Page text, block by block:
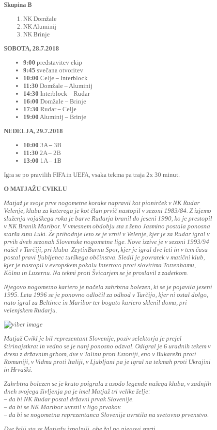
Skupina B
NK Domžale
NK Aluminij
NK Brinje
SOBOTA, 28.7.2018
9:00 predstavitev ekip
9:45 svečana otvoritev
10:00 Celje – Interblock
11:30 Domžale – Aluminij
14:30 Interblock – Rudar
16:00 Domžale – Brinje
17:30 Rudar – Celje
19:00 Aluminij – Brinje
NEDELJA, 29.7.2018
10:00 3A – 3B
11:30 2A – 2B
13:00 1A – 1B
Igra se po pravilih FIFA in UEFA, vsaka tekma pa traja 2x 30 minut.
O MATJAŽU CVIKLU
Matjaž je svoje prve nogometne korake napravil kot pionirček v NK Rudar
Velenje, klubu za katerega je kot član prvič nastopil v sezoni 1983/84. Z izjemo
služenja vojaškega roka je barve Rudarja branil do jeseni 1990, ko je prestopil
v NK Branik Maribor. V vmesnem obdobju sta z ženo Jasmino postala ponosna
starša sinu Luki. Že prihodnje leto se je vrnil v Velenje, kjer je za Rudar igral v
prvih dveh sezonah Slovenske nogometne lige. Nove izzive je v sezoni 1993/94
našel v Turčiji, pri klubu ZeytinBurnu Spor, kjer je igral dve leti in v tem času
postal pravi ljubljenec turškega občinstva. Sledil je povratek v matični klub,
kjer je nastopil v evropskem pokalu Intertoto proti slovitima Tottenhamu,
Kölnu in Luzernu. Na tekmi proti Švicarjem se je proslavil z zadetkom.
Njegovo nogometno kariero je načela zahrbtna bolezen, ki se je pojavila jeseni
1995. Leta 1996 se je ponovno odločil za odhod v Turčijo, kjer ni ostal dolgo,
nato igral za Beltince in Maribor ter bogato kariero sklenil doma, pri
velenjskem Rudarju.
Matjaž Cvikl je bil reprezentant Slovenije, poziv selektorja je prejel
štirinajstkrat in vedno se je nanj ponosno odzval. Odigral je 6 uradnih tekem v
dresu z državnim grbom, dve v Talinu proti Estoniji, eno v Bukarešti proti
Romuniji, v Vidmu proti Italiji, v Ljubljani pa je igral na tekmah proti Ukrajini
in Hrvaški.
Zahrbtna bolezen se je kruto poigrala z usodo legende našega kluba, v zadnjih
dneh svojega življenja pa je imel Matjaž tri velike želje:
– da bi NK Rudar postal državni prvak Slovenije.
– da bi se NK Maribor uvrstil v ligo prvakov.
– da bi se nogometna reprezentanca Slovenije uvrstila na svetovno prvenstvo.